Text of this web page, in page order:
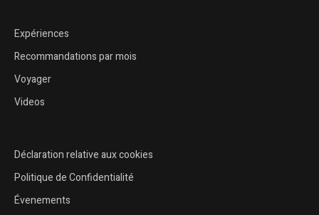
Expériences
Recommandations par mois
Voyager
Videos
Déclaration relative aux cookies
Politique de Confidentialité
Évenements